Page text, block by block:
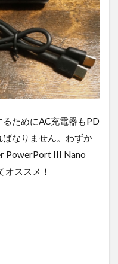
ためにAC充電器もPD
なりません。わずか
PowerPort III Nano
ススメ！